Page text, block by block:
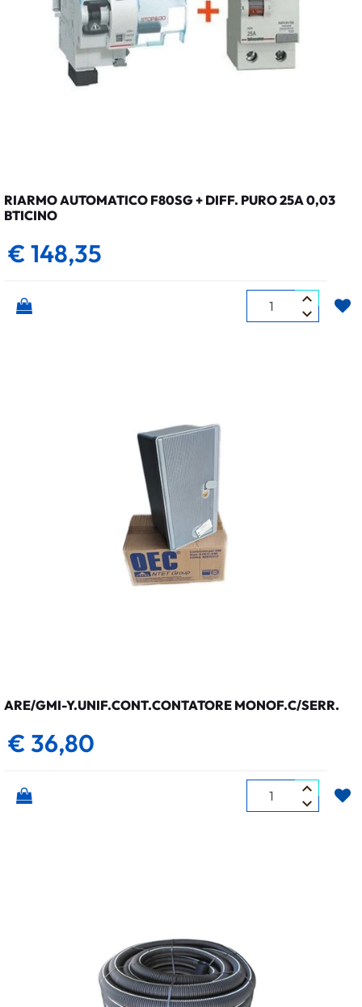
RIARMO AUTOMATICO F80SG + DIFF. PURO 25A 0,03
BTICINO
€ 148,35
Quantità
ARE/GMI-Y.UNIF.CONT.CONTATORE MONOF.C/SERR.
€ 36,80
Quantità